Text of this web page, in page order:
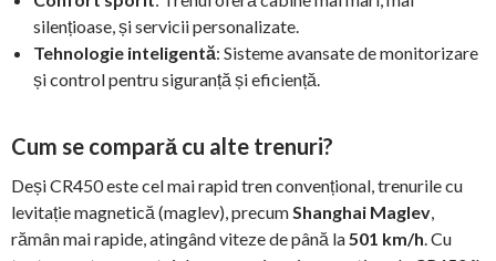
silențioase, și servicii personalizate.
Tehnologie inteligentă: Sisteme avansate de monitorizare
și control pentru siguranță și eficiență.
Cum se compară cu alte trenuri?
Deși CR450 este cel mai rapid tren convențional, trenurile cu
levitație magnetică (maglev), precumShanghai Maglev,
rămân mai rapide, atingând viteze de până la501 km/h. Cu